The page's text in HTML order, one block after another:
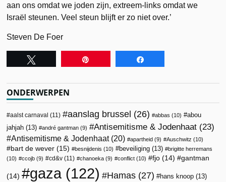
aan ons omdat we joden zijn, extreem-links omdat we
Israël steunen. Veel steun blijft er zo niet over.’
Steven De Foer
ONDERWERPEN
aalst carnaval (11) aanslag brussel (26) abbas (10)
abou
jahjah (13) andré gantman (9) Antisemitisme & Jodenhaat (23)
Antisemitisme & Jodenhaat(20) apartheid (9) Auschwitz (10)
bart de wever (15) besnijdenis (10) beveiliging (13)
brigitte herremans
(10)
ccojb (9) cd&v (11) chanoeka (9) conflict (10) fjo (14) gantman
(14) gaza (122) Hamas (27) hans knoop (13)